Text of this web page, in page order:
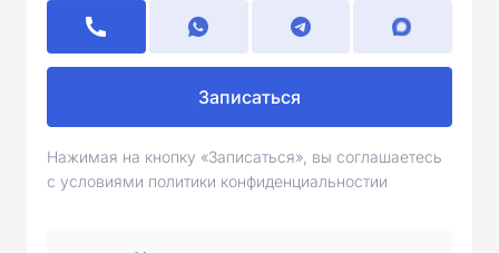
Записаться
Нажимая на кнопку «Записаться», вы соглашаетесь
с условиями политики конфиденциальностии